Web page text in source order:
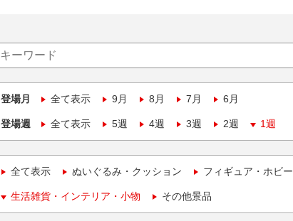
登場月 全て表示 9月 8月 7月 6月
登場週 全て表示 5週 4週 3週 2週 1週
全て表示 ぬいぐるみ・クッション フィギュア・ホビー
生活雑貨・インテリア・小物 その他景品